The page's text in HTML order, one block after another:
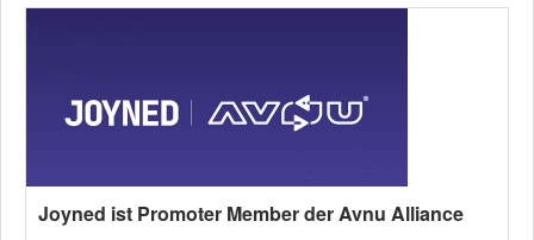
Joyned ist Promoter Member der Avnu Alliance